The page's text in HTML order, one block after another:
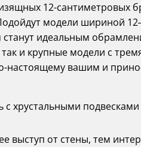
12-сантиметровых
модели шириной
идеальным
и крупные модели с
настоящему вашим и
хрустальными подвесками
выступ от стены, тем